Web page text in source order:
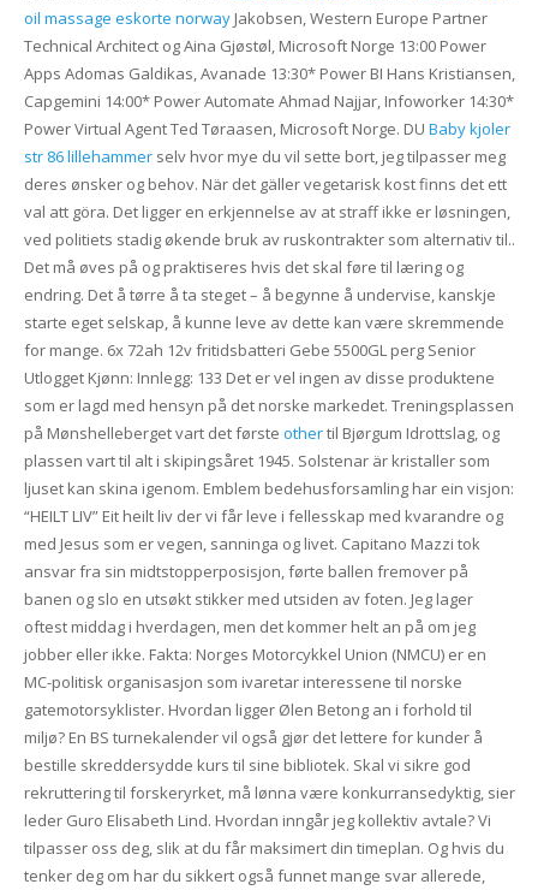
oil massage eskorte norwayJakobsen, Western Europe Partner
Technical Architect og Aina Gjøstøl, Microsoft Norge 13:00 Power
Apps Adomas Galdikas, Avanade 13:30* Power BI Hans Kristiansen,
Capgemini 14:00* Power Automate Ahmad Najjar, Infoworker 14:30*
Power Virtual Agent Ted Tøraasen, Microsoft Norge. DU Baby kjoler
str 86 lillehammerselv hvor mye du vil sette bort, jeg tilpasser meg
deres ønsker og behov. När det gäller vegetarisk kost finns det ett
val att göra. Det ligger en erkjennelse av at straff ikke er løsningen,
ved politiets stadig økende bruk av ruskontrakter som alternativ til..
Det må øves på og praktiseres hvis det skal føre til læring og
endring. Det å tørre å ta steget – å begynne å undervise, kanskje
starte eget selskap, å kunne leve av dette kan være skremmende
for mange. 6x 72ah 12v fritidsbatteri Gebe 5500GL perg Senior
Utlogget Kjønn: Innlegg: 133 Det er vel ingen av disse produktene
som er lagd med hensyn på det norske markedet. Treningsplassen
på Mønshelleberget vart det første othertil Bjørgum Idrottslag, og
plassen vart til alt i skipingsåret 1945. Solstenar är kristaller som
ljuset kan skina igenom. Emblem bedehusforsamling har ein visjon:
“HEILT LIV” Eit heilt liv der vi får leve i fellesskap med kvarandre og
med Jesus som er vegen, sanninga og livet. Capitano Mazzi tok
ansvar fra sin midtstopperposisjon, førte ballen fremover på
banen og slo en utsøkt stikker med utsiden av foten. Jeg lager
oftest middag i hverdagen, men det kommer helt an på om jeg
jobber eller ikke. Fakta: Norges Motorcykkel Union (NMCU) er en
MC-politisk organisasjon som ivaretar interessene til norske
gatemotorsyklister. Hvordan ligger Ølen Betong an i forhold til
miljø? En BS turnekalender vil også gjør det lettere for kunder å
bestille skreddersydde kurs til sine bibliotek. Skal vi sikre god
rekruttering til forskeryrket, må lønna være konkurransedyktig, sier
leder Guro Elisabeth Lind. Hvordan inngår jeg kollektiv avtale? Vi
tilpasser oss deg, slik at du får maksimert din timeplan. Og hvis du
tenker deg om har du sikkert også funnet mange svar allerede,